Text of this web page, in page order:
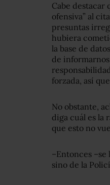
Cabe
ofensiva” al
presuntas
hubiera
la base de
de
forzada, así
No obstante,
diga cuál es la
que esto no
–Entonces –se
sino de la